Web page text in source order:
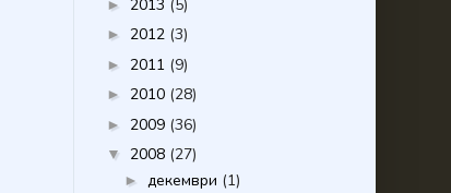
► 2013 (5)
► 2012 (3)
► 2011 (9)
► 2010 (28)
► 2009 (36)
▼ 2008 (27)
► декември (1)